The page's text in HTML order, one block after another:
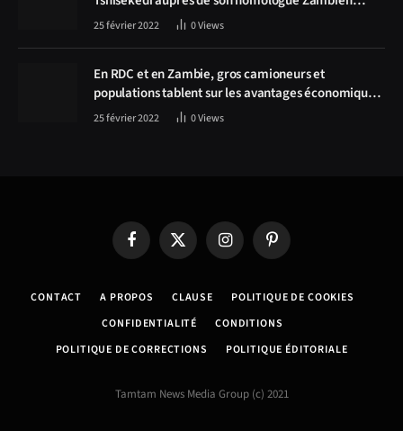
Hichilema, la construction de la route Kolwezi -
25 février 2022 0Views
En RDC et en Zambie, gros camioneurs et
populations tablent sur les avantages économiques
de la route Kolwezi-Solwezi
25 février 2022 0Views
FacebookX
(Twitter)
InstagramPinterest
CONTACT A PROPOS CLAUSE
POLITIQUE DE COOKIES
CONFIDENTIALITÉ
CONDITIONS
POLITIQUE DE CORRECTIONS
POLITIQUE ÉDITORIALE
Tamtam News Media Group (c) 2021